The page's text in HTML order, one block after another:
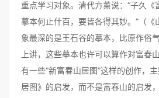
重点学习对象。清代方薰说：“子久《
摹本何止什百，要皆各得其妙。”（《
象最深的是王石谷的摹本，比原作俗
上讲，这些摹本也许可以算作对富春
有一些“新富春山居图”这样的创作，
居图》的启发，而不是富春山的启发